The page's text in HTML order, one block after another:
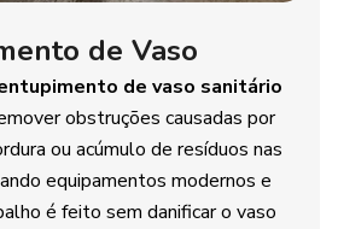
de Vaso
de vaso sanitário
obstruções causadas por
ou acúmulo de resíduos nas
equipamentos modernos e
é feito sem danificar o vaso